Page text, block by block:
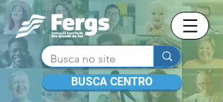
BUSCA CENTRO